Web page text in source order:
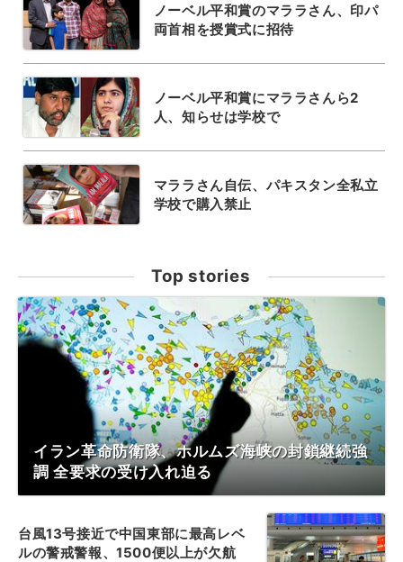
ノーベル平和賞のマララさん、印パ
両首相を授賞式に招待
ノーベル平和賞にマララさんら2
人、知らせは学校で
マララさん自伝、パキスタン全私立
学校で購入禁止
Top stories
イラン革命防衛隊、ホルムズ海峡の封鎖継続強
調 全要求の受け入れ迫る
台風13号接近で中国東部に最高レベ
ルの警戒警報、1500便以上が欠航